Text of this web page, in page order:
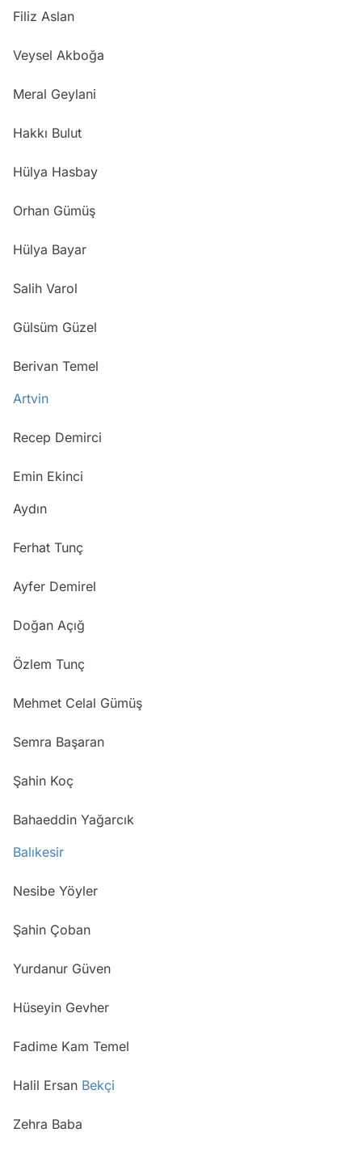
Filiz Aslan
Veysel Akboğa
Meral Geylani
Hakkı Bulut
Hülya Hasbay
Orhan Gümüş
Hülya Bayar
Salih Varol
Gülsüm Güzel
Berivan Temel
Artvin
Recep Demirci
Emin Ekinci
Aydın
Ferhat Tunç
Ayfer Demirel
Doğan Açığ
Özlem Tunç
Mehmet Celal Gümüş
Semra Başaran
Şahin Koç
Bahaeddin Yağarcık
Balıkesir
Nesibe Yöyler
Şahin Çoban
Yurdanur Güven
Hüseyin Gevher
Fadime Kam Temel
Halil Ersan Bekçi
Zehra Baba